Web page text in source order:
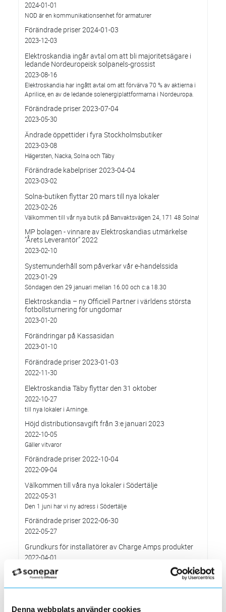
Denna webbplats använder cookies
2024-01-01
NOD är en kommunikationsenhet för armaturer
Förändrade priser 2024-01-03
2023-12-03
Elektroskandia ingår avtal om att bli majoritetsägare i
ledande Nordeuropeisk solpanels-grossist
2023-08-16
Elektroskandia har ingått avtal om att förvärva 70 % av aktierna i
Aprilice, en av de ledande solenergiplattformarna i Nordeuropa.
Förändrade priser 2023-07-04
2023-05-30
Ändrade öppettider i fyra Stockholmsbutiker
2023-03-08
Hägersten, Nacka, Solna och Täby
Förändrade kabelpriser 2023-04-04
2023-03-02
Solna-butiken flyttar 20 mars till nya lokaler
2023-02-26
Välkommen till vår nya butik på Banvaktsvägen 24, 171 48 Solna!
MP bolagen - vinnare av Elektroskandias utmärkelse
”Årets Leverantör” 2022
2023-02-10
Systemunderhåll som påverkar vår e-handelssida
2023-01-29
Söndagen den 29 januari mellan 16.00 och c:a 18.30
Elektroskandia – ny Officiell Partner i världens största
fotbollsturnering för ungdomar
2023-01-20
Förändringar på Kassasidan
2023-01-10
Förändrade priser 2023-01-03
2022-11-30
Elektroskandia Täby flyttar den 31 oktober
2022-10-27
till nya lokaler i Arninge.
Höjd distributionsavgift från 3:e januari 2023
2022-10-05
Gäller vitvaror
Förändrade priser 2022-10-04
2022-09-04
Välkommen till våra nya lokaler i Södertälje
2022-05-31
Den 1 juni har vi ny adress i Södertälje
Förändrade priser 2022-06-30
2022-05-27
Grundkurs för installatörer av Charge Amps produkter
2022-04-01
En grundläggande certifieringsutbildning för installatörer
Förändrade priser 2022-05-01